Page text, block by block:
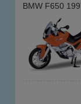
BMW F650